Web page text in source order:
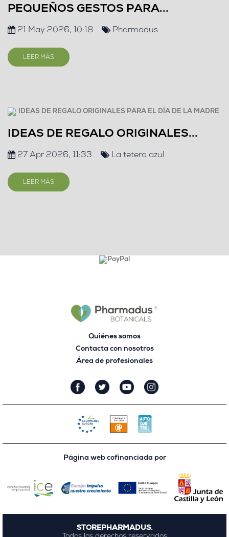
PEQUEÑOS GESTOS PARA...
21 May 2026, 10:18 Pharmadus
LEER MÁS
IDEAS DE REGALO ORIGINALES...
27 Apr 2026, 11:33 La tetera azul
LEER MÁS
Quiénes somos
Contacta con nosotros
Área de profesionales
Página web cofinanciada por
STOREPHARMADUS.